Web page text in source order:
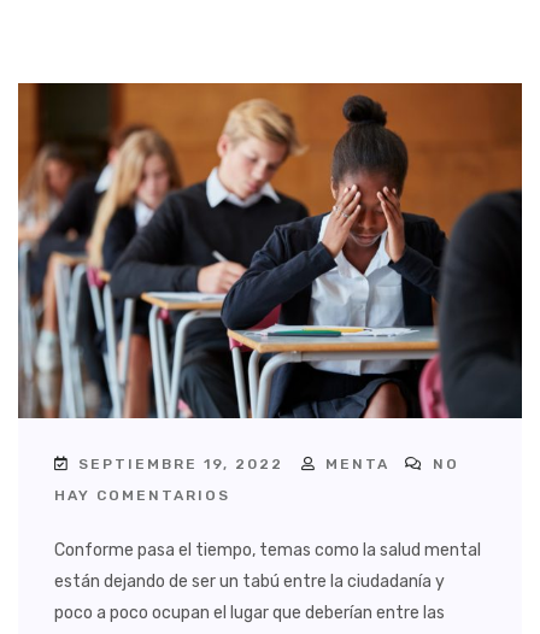
SEPTIEMBRE 19, 2022 MENTA
NO
HAY COMENTARIOS
Conforme pasa el tiempo, temas como la salud mental
están dejando de ser un tabú entre la ciudadanía y
poco a poco ocupan el lugar que deberían entre las